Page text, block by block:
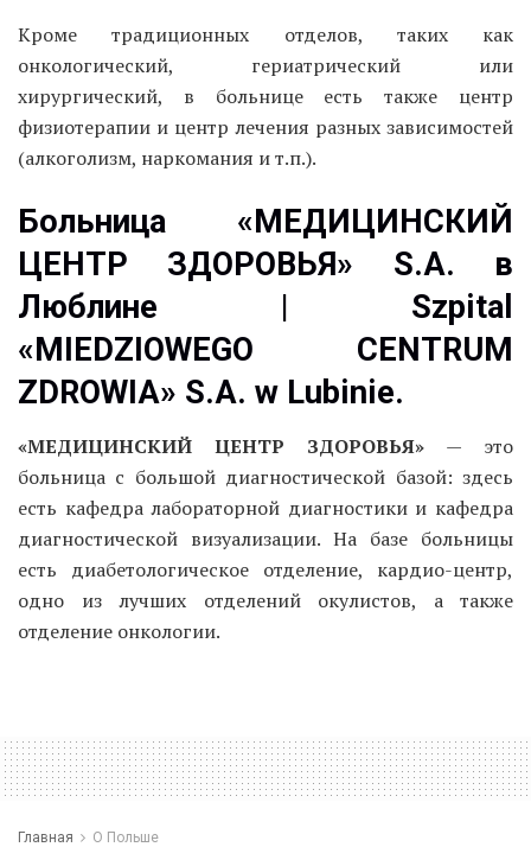
Кроме традиционных отделов, таких как
онкологический, гериатрический или
хирургический, в больнице есть также центр
физиотерапии и центр лечения разных зависимостей
(алкоголизм, наркомания и т.п.).
Больница «МЕДИЦИНСКИЙ
ЦЕНТР ЗДОРОВЬЯ» S.A. в
Люблине | Szpital
«MIEDZIOWEGO CENTRUM
ZDROWIA» S.A. w Lubinie.
«МЕДИЦИНСКИЙ ЦЕНТР ЗДОРОВЬЯ» — это
больница с большой диагностической базой: здесь
есть кафедра лабораторной диагностики и кафедра
диагностической визуализации. На базе больницы
есть диабетологическое отделение, кардио-центр,
одно из лучших отделений окулистов, а также
отделение онкологии.
Главная О Польше